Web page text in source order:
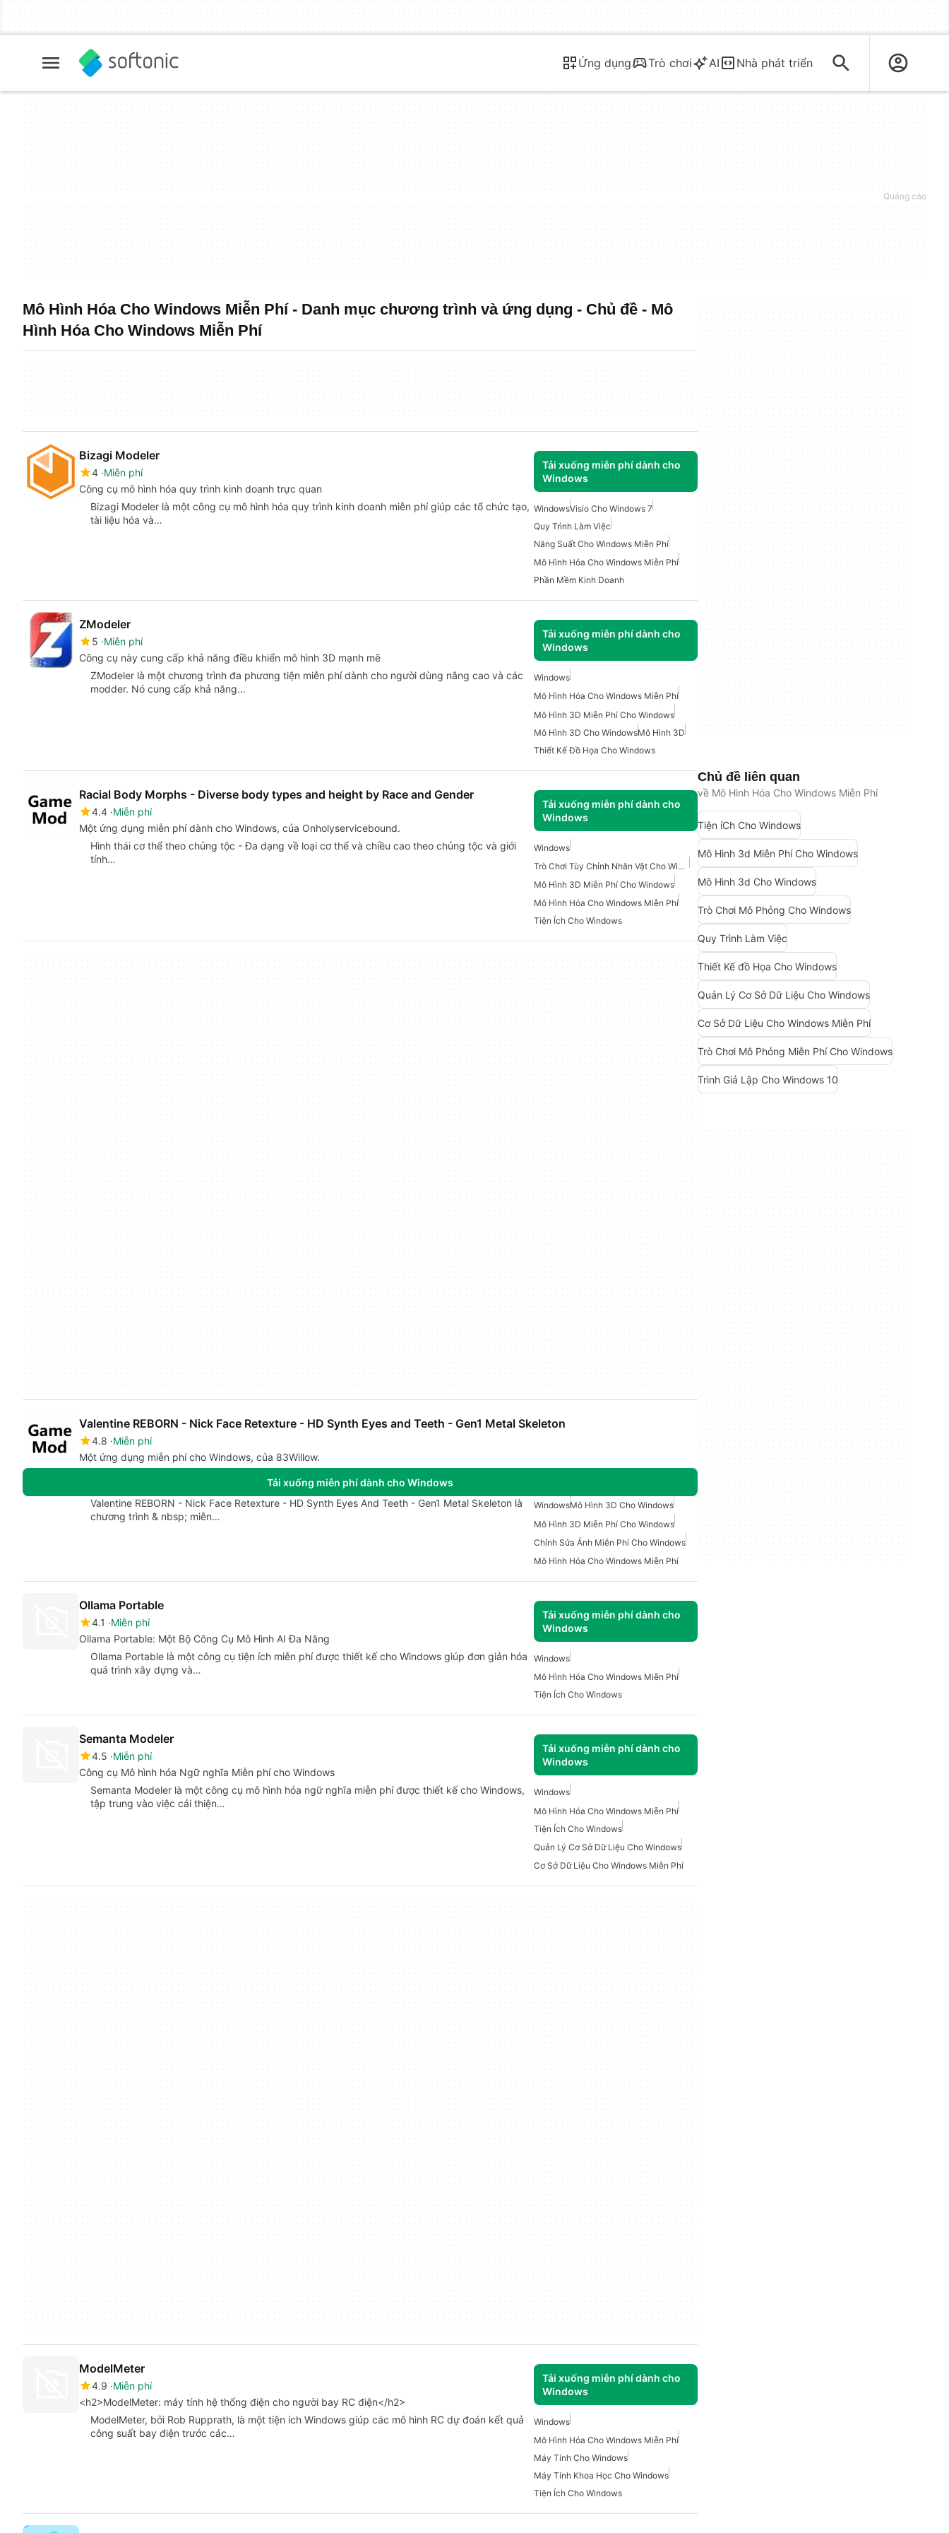
Ứng dụng Trò chơi AI Nhà phát triển
Mô Hình Hóa Cho Windows Miễn Phí - Danh mục chương trình và ứng dụng - Chủ đề - Mô
Hình Hóa Cho Windows Miễn Phí
Bizagi Modeler
4 Miễn phí
Công cụ mô hình hóa quy trình kinh doanh trực quan
Tải xuống miễn phí dành cho
Windows
Bizagi Modeler là một công cụ mô hình hóa quy trình kinh doanh miễn phí giúp các tổ chức tạo,
tài liệu hóa và…
WindowsVisio Cho Windows 7
Quy Trình Làm Việc
Năng Suất Cho Windows Miễn Phí
Mô Hình Hóa Cho Windows Miễn Phí
Phần Mềm Kinh Doanh
ZModeler
5 Miễn phí
Công cụ này cung cấp khả năng điều khiển mô hình 3D mạnh mẽ
Tải xuống miễn phí dành cho
Windows
ZModeler là một chương trình đa phương tiện miễn phí dành cho người dùng nâng cao và các
modder. Nó cung cấp khả năng…
Windows
Mô Hình Hóa Cho Windows Miễn Phí
Mô Hình 3D Miễn Phí Cho Windows
Mô Hình 3D Cho WindowsMô Hình 3D
Thiết Kế Đồ Họa Cho Windows
Racial Body Morphs - Diverse body types and height by Race and Gender
4.4 Miễn phí
Một ứng dụng miễn phí dành cho Windows, của Onholyservicebound.
Tải xuống miễn phí dành cho
Windows
Hình thái cơ thể theo chủng tộc - Đa dạng về loại cơ thể và chiều cao theo chủng tộc và giới
tính…
Windows
Trò Chơi Tùy Chỉnh Nhân Vật Cho Windows
Mô Hình 3D Miễn Phí Cho Windows
Mô Hình Hóa Cho Windows Miễn Phí
Tiện Ích Cho Windows
Valentine REBORN - Nick Face Retexture - HD Synth Eyes and Teeth - Gen1 Metal Skeleton
4.8 Miễn phí
Một ứng dụng miễn phí cho Windows, của 83Willow.
Tải xuống miễn phí dành cho Windows
Valentine REBORN - Nick Face Retexture - HD Synth Eyes And Teeth - Gen1 Metal Skeleton là
chương trình & nbsp; miễn…
WindowsMô Hình 3D Cho Windows
Mô Hình 3D Miễn Phí Cho Windows
Chỉnh Sửa Ảnh Miễn Phí Cho Windows
Mô Hình Hóa Cho Windows Miễn Phí
Ollama Portable
4.1
Miễn phí
Ollama Portable: Một Bộ Công Cụ Mô Hình AI Đa Năng
Tải xuống miễn phí dành cho
Windows
Ollama Portable là một công cụ tiện ích miễn phí được thiết kế cho Windows giúp đơn giản hóa
quá trình xây dựng và…
Windows
Mô Hình Hóa Cho Windows Miễn Phí
Tiện Ích Cho Windows
Semanta Modeler
4.5 Miễn phí
Công cụ Mô hình hóa Ngữ nghĩa Miễn phí cho Windows
Tải xuống miễn phí dành cho
Windows
Semanta Modeler là một công cụ mô hình hóa ngữ nghĩa miễn phí được thiết kế cho Windows,
tập trung vào việc cải thiện…
Windows
Mô Hình Hóa Cho Windows Miễn Phí
Tiện Ích Cho Windows
Quản Lý Cơ Sở Dữ Liệu Cho Windows
Cơ Sở Dữ Liệu Cho Windows Miễn Phí
ModelMeter
4.9 Miễn phí
<h2>ModelMeter: máy tính hệ thống điện cho người bay RC điện</h2>
Tải xuống miễn phí dành cho
Windows
ModelMeter, bởi Rob Rupprath, là một tiện ích Windows giúp các mô hình RC dự đoán kết quả
công suất bay điện trước các…
Windows
Mô Hình Hóa Cho Windows Miễn Phí
Máy Tính Cho Windows
Máy Tính Khoa Học Cho Windows
Tiện Ích Cho Windows
Chủ đề liên quan
về Mô Hình Hóa Cho Windows Miễn Phí
Tiện íCh Cho Windows
Mô Hình 3d Miễn Phí Cho Windows
Mô Hình 3d Cho Windows
Trò Chơi Mô Phỏng Cho Windows
Quy Trình Làm Việc
Thiết Kế đồ Họa Cho Windows
Quản Lý Cơ Sở Dữ Liệu Cho Windows
Cơ Sở Dữ Liệu Cho Windows Miễn Phí
Trò Chơi Mô Phỏng Miễn Phí Cho Windows
Trình Giả Lập Cho Windows 10